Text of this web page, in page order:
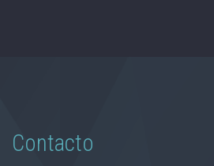
Contacto